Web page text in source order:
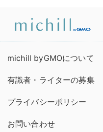
michill byGMOについて
有識者・ライターの募集
プライバシーポリシー
お問い合わせ